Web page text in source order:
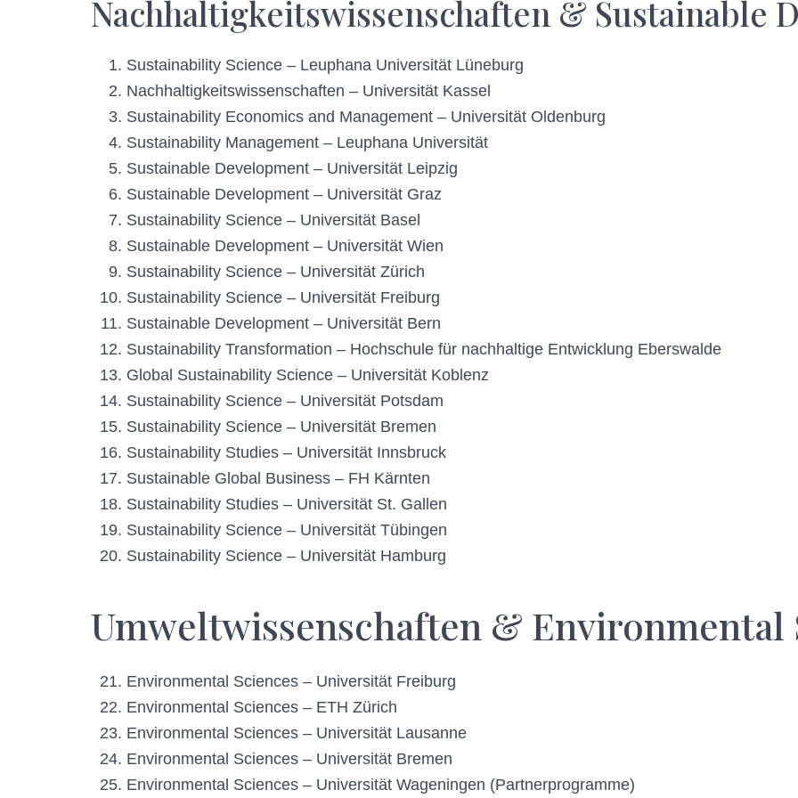
Nachhaltigkeitswissenschaften & Sustainable
Sustainability Science – Leuphana Universität Lüneburg
Nachhaltigkeitswissenschaften – Universität Kassel
Sustainability Economics and Management – Universität Oldenburg
Sustainability Management – Leuphana Universität
Sustainable Development – Universität Leipzig
Sustainable Development – Universität Graz
Sustainability Science – Universität Basel
Sustainable Development – Universität Wien
Sustainability Science – Universität Zürich
Sustainability Science – Universität Freiburg
Sustainable Development – Universität Bern
Sustainability Transformation – Hochschule für nachhaltige Entwicklung Eberswalde
Global Sustainability Science – Universität Koblenz
Sustainability Science – Universität Potsdam
Sustainability Science – Universität Bremen
Sustainability Studies – Universität Innsbruck
Sustainable Global Business – FH Kärnten
Sustainability Studies – Universität St. Gallen
Sustainability Science – Universität Tübingen
Sustainability Science – Universität Hamburg
Umweltwissenschaften & Environmental
Environmental Sciences – Universität Freiburg
Environmental Sciences – ETH Zürich
Environmental Sciences – Universität Lausanne
Environmental Sciences – Universität Bremen
Environmental Sciences – Universität Wageningen (Partnerprogramme)